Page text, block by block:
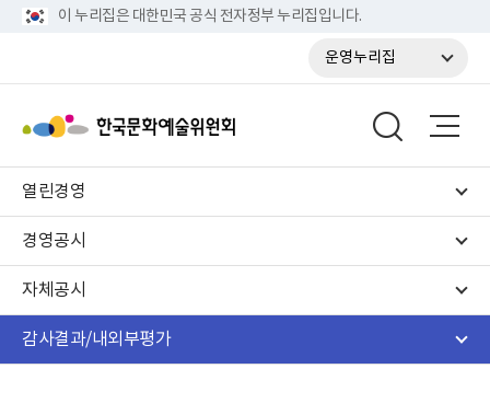
이 누리집은 대한민국 공식 전자정부 누리집입니다.
운영누리집
열린경영
경영공시
자체공시
감사결과/내외부평가